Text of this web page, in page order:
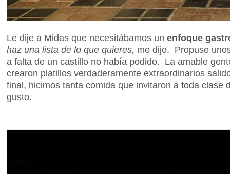
Le dije a Midas que necesitábamos un enfoque
haz una lista de lo que quieres, me dijo. Propuse
a falta de un castillo no había podido. La amable
crearon platillos verdaderamente extraordinarios
final, hicimos tanta comida que invitaron a toda
gusto.